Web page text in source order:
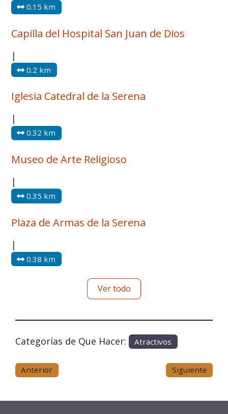
0.15 km
Capilla del Hospital San Juan de Dios
|
0.2 km
Iglesia Catedral de la Serena
|
0.32 km
Museo de Arte Religioso
|
0.35 km
Plaza de Armas de la Serena
|
0.38 km
Ver todo
Categorías de Que Hacer: Atractivos
Anterior Siguiente